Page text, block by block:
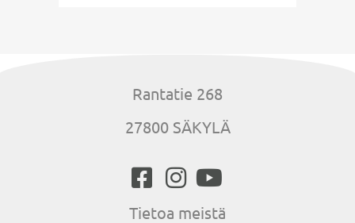
Rantatie 268
27800 SÄKYLÄ
Tietoa meistä